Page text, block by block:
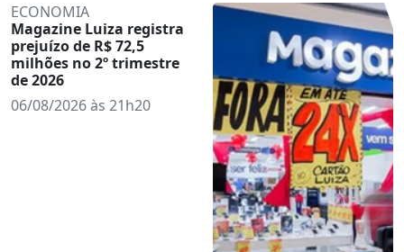
ECONOMIA
Magazine Luiza registra
prejuízo de R$ 72,5
milhões no 2º trimestre
de 2026
06/08/2026 às 21h20